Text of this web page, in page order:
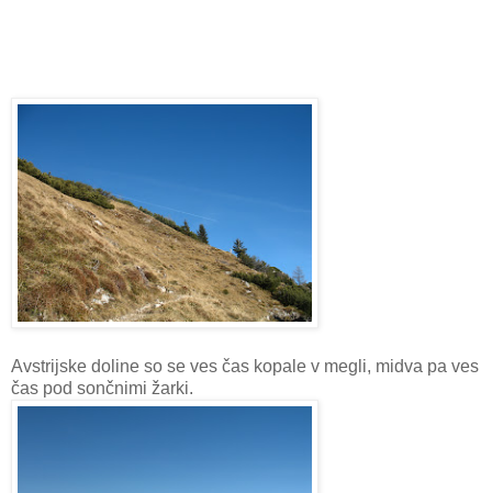
Avstrijske doline so se ves čas kopale v megli, midva pa ves
čas pod sončnimi žarki.